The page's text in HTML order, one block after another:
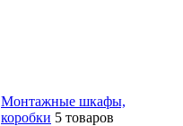
Монтажные шкафы,
коробки 5 товаров